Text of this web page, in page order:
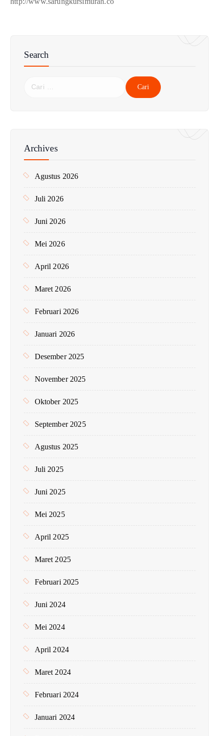
Search
n
k
Archives
Agustus 2026
Juli 2026
Juni 2026
Mei 2026
April 2026
Maret 2026
Februari 2026
Januari 2026
Desember 2025
November 2025
Oktober 2025
September 2025
Agustus 2025
Juli 2025
Juni 2025
Mei 2025
April 2025
Maret 2025
Februari 2025
Juni 2024
Mei 2024
April 2024
Maret 2024
Februari 2024
Januari 2024